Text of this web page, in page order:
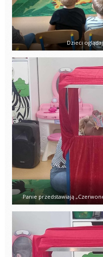
Dzieci
Panie przedstawiają